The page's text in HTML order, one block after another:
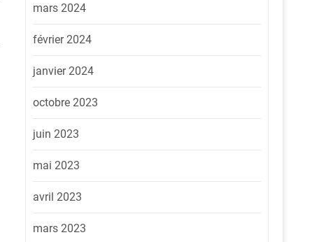
mars 2024
février 2024
janvier 2024
octobre 2023
juin 2023
mai 2023
avril 2023
mars 2023